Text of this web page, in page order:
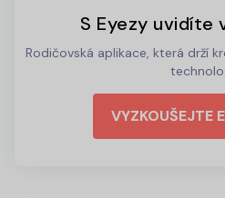
S Eyezy uvidíte
Rodičovská aplikace, která drží
VYZKOUŠEJTE